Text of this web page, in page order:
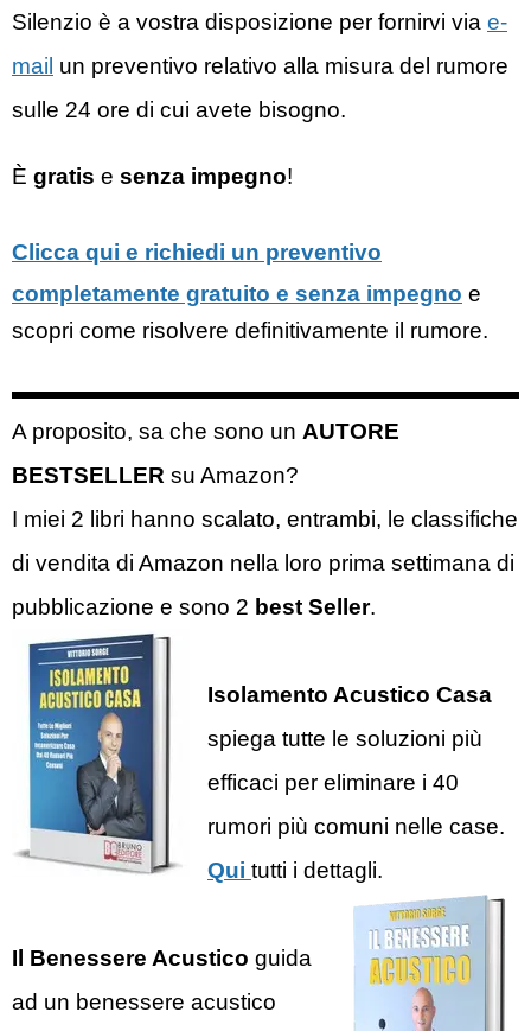
Silenzio è a vostra disposizione per fornirvi via e-
mail un preventivo relativo alla misura del rumore
sulle 24 ore di cui avete bisogno.
È gratis e senza impegno!
Clicca qui e richiedi un preventivo
completamente gratuito e senza impegno e
scopri come risolvere definitivamente il rumore.
A proposito, sa che sono un AUTORE
BESTSELLER su Amazon?
I miei 2 libri hanno scalato, entrambi, le classifiche
di vendita di Amazon nella loro prima settimana di
pubblicazione e sono 2 best Seller.
Isolamento Acustico Casa
spiega tutte le soluzioni più
efficaci per eliminare i 40
rumori più comuni nelle case.
Qui tutti i dettagli.
Il Benessere Acustico guida
ad un benessere acustico